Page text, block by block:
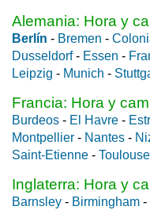
Alemania: Hora y
Berlín - Bremen -
Dusseldorf- Essen -
Leipzig - Munich -
Francia: Hora y
Burdeos - El Havre -
Montpellier - Nantes -
Saint-Etienne - Toulouse
Inglaterra: Hora y
Barnsley - Birmingham -